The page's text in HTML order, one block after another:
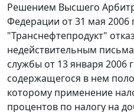
Решением Высшего
Федерации от 31 мая
"Транснефтепродукт"
недействительным
службы от 13 января 2006
содержащегося в нем
которому применение
процентов по налогу на